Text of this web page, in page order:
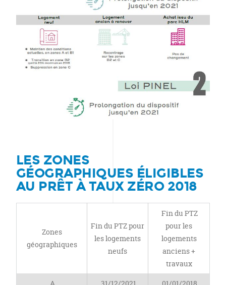
LES ZONES
GÉOGRAPHIQUES ÉLIGIBLES
AU PRÊT À TAUX ZÉRO 2018
Zones
géographiques
Fin du PTZ pour
les logements
neufs
Fin du PTZ
pour les
logements
anciens +
travaux
A 31/12/2021 01/01/2018